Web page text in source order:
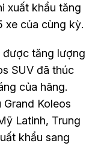
xuất khẩu tăng
xe của cùng kỳ.
được tăng lượng
SUV đã thúc
của hãng.
Grand Koleos
Latinh, Trung
khẩu sang